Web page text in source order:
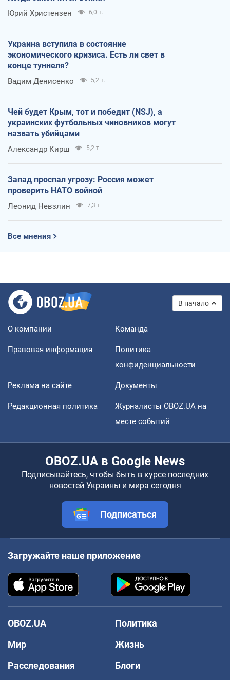
Юрий Христензен 6,0 т.
Украина вступила в состояние
экономического кризиса. Есть ли свет в
конце туннеля?
Вадим Денисенко 5,2 т.
Чей будет Крым, тот и победит (NSJ), а
украинских футбольных чиновников могут
назвать убийцами
Александр Кирш 5,2 т.
Запад проспал угрозу: Россия может
проверить НАТО войной
Леонид Невзлин 7,3 т.
Все мнения
В начало
О компании Команда
Правовая информация
Политика
конфиденциальности
Реклама на сайте Документы
Редакционная политика
Журналисты OBOZ.UA на
месте событий
OBOZ.UA в Google News
Подписывайтесь, чтобы быть в курсе последних
новостей Украины и мира сегодня
Подписаться
Загружайте наше приложение
OBOZ.UA
Политика
Мир
Жизнь
Расследования
Блоги